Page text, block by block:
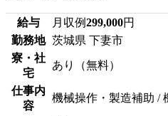
給与 月収例299,000円
勤務地 茨城県 下妻市
寮・社
宅
あり（無料）
仕事内
容
機械操作・製造補助 /